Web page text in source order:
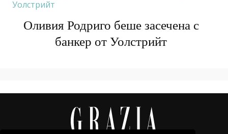
Оливия Родриго беше засечена с
банкер от Уолстрийт